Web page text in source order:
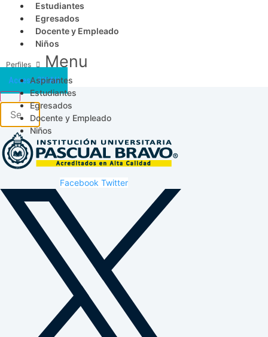
Estudiantes
Egresados
Docente y Empleado
Niños
Menu
Aspirantes
Estudiantes
Egresados
Docente y Empleado
Niños
Acceso SICAU
Facebook Twitter